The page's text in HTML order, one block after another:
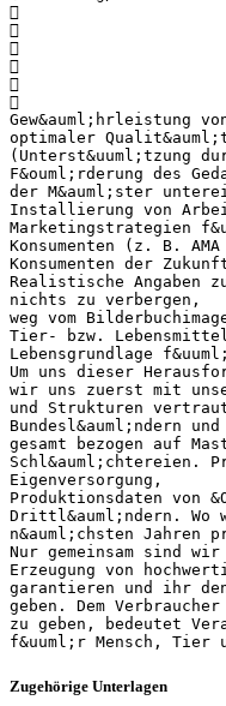






Gew&auml;hrleistung
optimaler
(Unterst&uuml;tzung
F&ouml;rderung des
der M&auml;ster
Installierung von
Marketingstrategien
Konsumenten (z. B.
Konsumenten der
Realistische Angaben
nichts zu verbergen,
weg vom
Tier- bzw.
Lebensgrundlage
Um uns dieser
wir uns zuerst mit
und Strukturen
Bundesl&auml;ndern
gesamt bezogen auf
Schl&auml;chtereien.
Eigenversorgung,
Produktionsdaten von
Drittl&auml;ndern. Wo
n&auml;chsten Jahren
Nur gemeinsam sind
Erzeugung von
garantieren und ihr
geben. Dem
zu geben, bedeutet
Zugehörige Unterlagen